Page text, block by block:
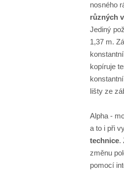
nosného
různých
Jediný
1,37 m.
kopíruje
lišty ze
Alpha -
a to i při
technice.
změnu
pomocí